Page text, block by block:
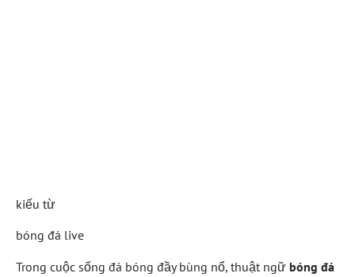
kiếu từ
bóng đá live
Trong cuộc sống đá bóng đầy bùng nổ, thuật ngữ bóng đá